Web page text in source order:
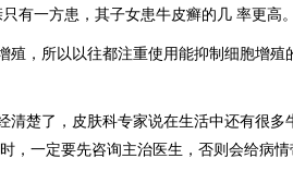
有一方患，其子女患牛皮癣的几 率更高。
，所以以往都注重使用能抑制细胞增殖
楚了，皮肤科专家说在生活中还有很多
，一定要先咨询主治医生，否则会给病情